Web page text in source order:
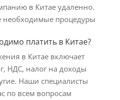
в Китае удаленно.
необходимые процедуры
платить в Китае?
в Китае включает
НДС, налог на доходы
Наши специалисты
по всем вопросам